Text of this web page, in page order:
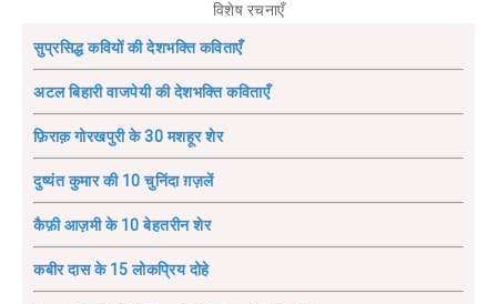
विशेष रचनाएँ
सुप्रसिद्ध कवियों की देशभक्ति कविताएँ
अटल बिहारी वाजपेयी की देशभक्ति कविताएँ
फ़िराक़ गोरखपुरी के 30 मशहूर शेर
दुष्यंत कुमार की 10 चुनिंदा ग़ज़लें
कैफ़ी आज़मी के 10 बेहतरीन शेर
कबीर दास के 15 लोकप्रिय दोहे